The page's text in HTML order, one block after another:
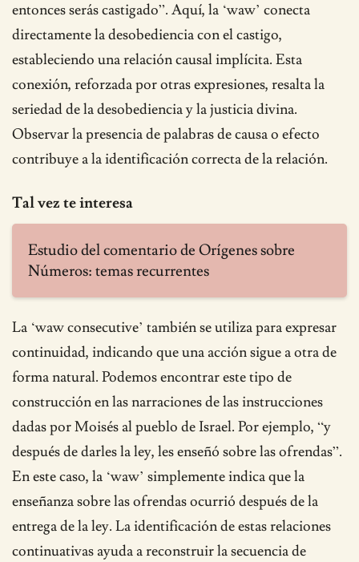
entonces serás castigado”. Aquí, la ‘waw’ conecta
directamente la desobediencia con el castigo,
estableciendo una relación causal implícita. Esta
conexión, reforzada por otras expresiones, resalta la
seriedad de la desobediencia y la justicia divina.
Observar la presencia de palabras de causa o efecto
contribuye a la identificación correcta de la relación.
Tal vez te interesa
Estudio del comentario de Orígenes sobre
Números: temas recurrentes
La ‘waw consecutive’ también se utiliza para expresar
continuidad, indicando que una acción sigue a otra de
forma natural. Podemos encontrar este tipo de
construcción en las narraciones de las instrucciones
dadas por Moisés al pueblo de Israel. Por ejemplo, “y
después de darles la ley, les enseñó sobre las ofrendas”.
En este caso, la ‘waw’ simplemente indica que la
enseñanza sobre las ofrendas ocurrió después de la
entrega de la ley. La identificación de estas relaciones
continuativas ayuda a reconstruir la secuencia de